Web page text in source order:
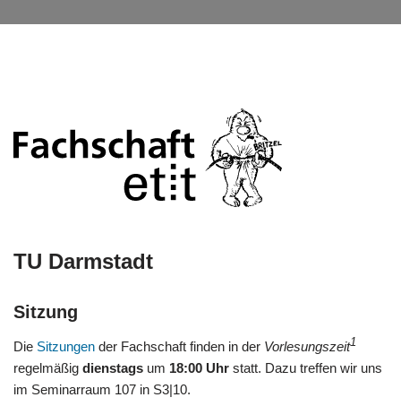
TU Darmstadt
Sitzung
Die Sitzungen der Fachschaft finden in der Vorlesungszeit1
regelmäßig dienstags um 18:00 Uhr statt. Dazu treffen wir uns
im Seminarraum 107 in S3|10.